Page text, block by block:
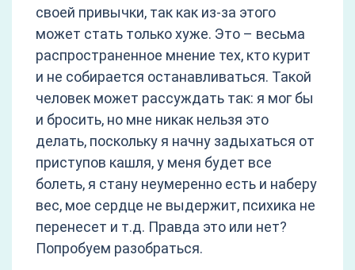
своей привычки, так как из-за этого
может стать только хуже. Это – весьма
распространенное мнение тех, кто курит
и не собирается останавливаться. Такой
человек может рассуждать так: я мог бы
и бросить, но мне никак нельзя это
делать, поскольку я начну задыхаться от
приступов кашля, у меня будет все
болеть, я стану неумеренно есть и наберу
вес, мое сердце не выдержит, психика не
перенесет и т.д. Правда это или нет?
Попробуем разобраться.